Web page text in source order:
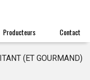
Producteurs Contact
(ET GOURMAND)